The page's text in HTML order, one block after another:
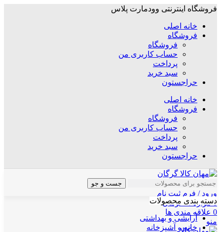
فروشگاه اینترنتی وودمارت پلاس
خانه اصلی
فروشگاه
فروشگاه
حساب کاربری من
پرداخت
سبد خرید
حراجستون
خانه اصلی
فروشگاه
فروشگاه
حساب کاربری من
پرداخت
سبد خرید
حراجستون
جست و جو
ورود / فرم ثبت نام
0 موارد / ۰ تومان
0 علاقه مندی ها
منو
دسته بندی محصولات
آرایشی و بهداشتی
خانه و آشپزخانه